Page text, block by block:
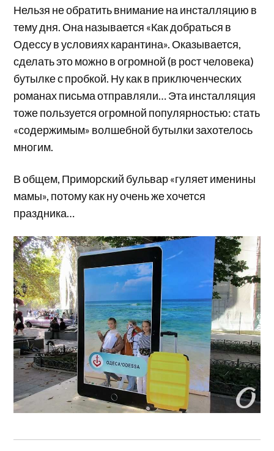
Нельзя не обратить внимание на инсталляцию в
тему дня. Она называется «Как добраться в
Одессу в условиях карантина». Оказывается,
сделать это можно в огромной (в рост человека)
бутылке с пробкой. Ну как в приключенческих
романах письма отправляли… Эта инсталляция
тоже пользуется огромной популярностью: стать
«содержимым» волшебной бутылки захотелось
многим.
В общем, Приморский бульвар «гуляет именины
мамы», потому как ну очень же хочется
праздника…